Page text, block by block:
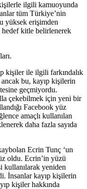
ilgili kamuoyunda
tüm Türkiye’nin
yüksek erişimden
kitle belirlenerek
kişiler ile ilgili farkındalık
bu, kayıp kişilerin
geçmiyordu.
çekebilmek için yeni bir
Facebook yüz
amaçlı kullanılan
daha fazla sayıda
Ecrin Tunç ‘un
oldu. Ecrin’in yüzü
kullanılarak yeniden
İnsanlar kayıp kişilerin
kişiler hakkında